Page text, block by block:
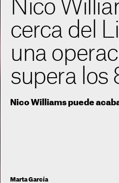
Nico
cerca del
una
supera los
Nico Williams puede
Marta García